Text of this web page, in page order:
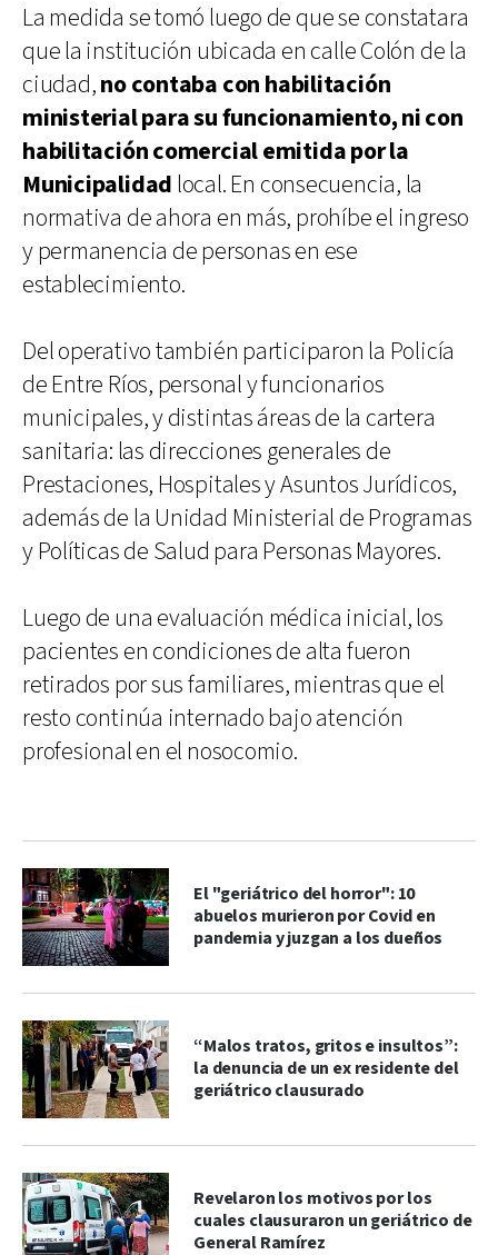
La medida se tomó luego de que se constatara
que la institución ubicada en calle Colón de la
ciudad,no contaba con habilitación
ministerial para su funcionamiento, ni con
habilitación comercial emitida por la
Municipalidad local. En consecuencia, la
normativa de ahora en más, prohíbe el ingreso
y permanencia de personas en ese
establecimiento.
Del operativo también participaron la Policía
de Entre Ríos, personal y funcionarios
municipales, y distintas áreas de la cartera
sanitaria: las direcciones generales de
Prestaciones, Hospitales y Asuntos Jurídicos,
además de la Unidad Ministerial de Programas
y Políticas de Salud para Personas Mayores.
Luego de una evaluación médica inicial, los
pacientes en condiciones de alta fueron
retirados por sus familiares, mientras que el
resto continúa internado bajo atención
profesional en el nosocomio.
El "geriátrico del horror": 10
abuelos murieron por Covid en
pandemia y juzgan a los dueños
“Malos tratos, gritos e insultos”:
la denuncia de un ex residente del
geriátrico clausurado
Revelaron los motivos por los
cuales clausuraron un geriátrico de
General Ramírez